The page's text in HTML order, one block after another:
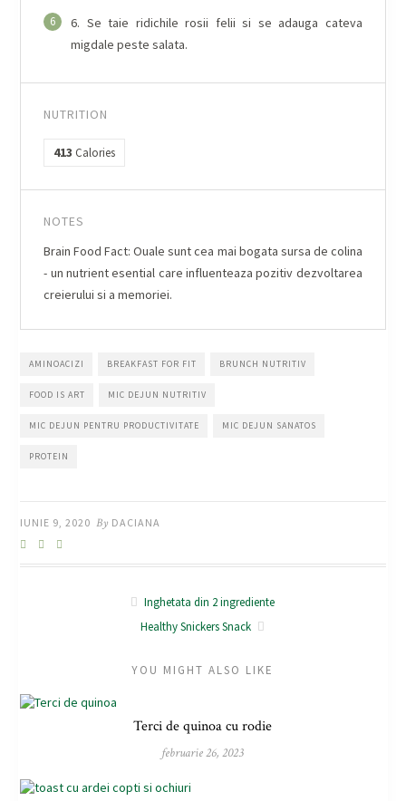
6
6. Se taie ridichile rosii felii si se adauga cateva
migdale peste salata.
NUTRITION
413 Calories
NOTES
Brain Food Fact: Ouale sunt cea mai bogata sursa de colina
- un nutrient esential care influenteaza pozitiv dezvoltarea
creierului si a memoriei.
AMINOACIZI BREAKFAST FOR FIT BRUNCH NUTRITIV
FOOD IS ART MIC DEJUN NUTRITIV
MIC DEJUN PENTRU PRODUCTIVITATE MIC DEJUN SANATOS
PROTEIN
IUNIE 9, 2020 By DACIANA
Inghetata din 2 ingrediente
Healthy Snickers Snack
YOU MIGHT ALSO LIKE
Terci de quinoa cu rodie
februarie 26, 2023